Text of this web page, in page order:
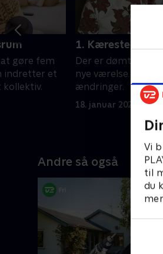
Vi
til
du
gøre fem
indretter et
1. Kæresten
Der er dømt
nye værelse. Nu vil
ændringer.
18. januar 2026 • 19
Andre så også